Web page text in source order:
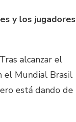
y los jugadores
alcanzar el
el Mundial Brasil
está dando de